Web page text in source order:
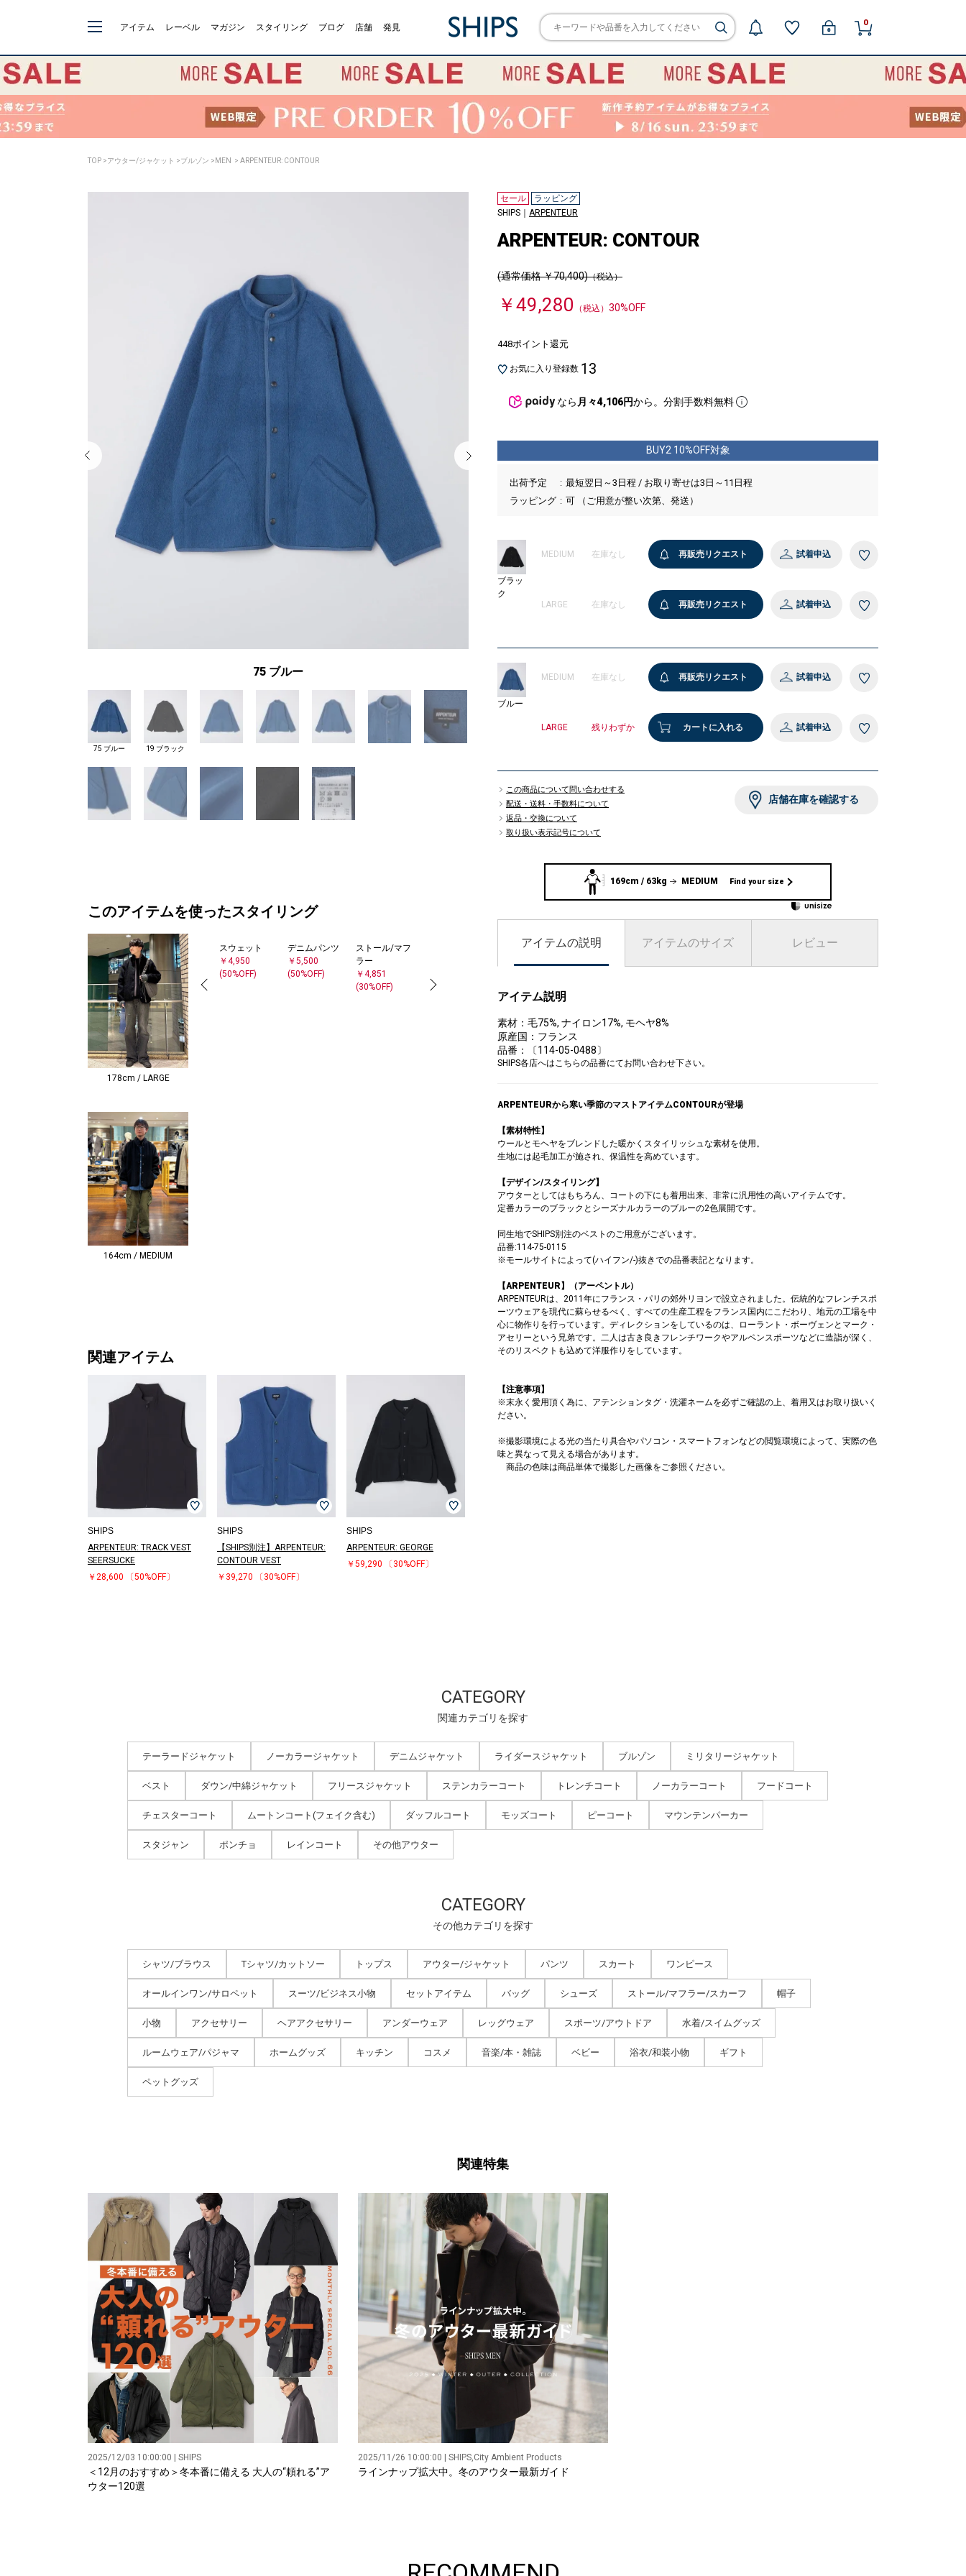
アイテム レーベル マガジン スタイリング ブログ 店舗 発見 0
TOP >アウター/ジャケット >ブルゾン > MEN > ARPENTEUR: CONTOUR
75 ブルー 19 ブラック
75 ブルー 19 ブラック
このアイテムを使ったスタイリング
178cm / LARGE
スウェット
￥4,950
(50%OFF)
デニムパンツ
￥5,500
(50%OFF)
ストール/マフ
ラー
￥4,851
(30%OFF)
164cm / MEDIUM
関連アイテム
SHIPS
ARPENTEUR: TRACK VEST
SEERSUCKE
￥28,600
〔50%OFF〕
SHIPS
【SHIPS別注】ARPENTEUR:
CONTOUR VEST
￥39,270
〔30%OFF〕
SHIPS
ARPENTEUR: GEORGE
￥59,290
〔30%OFF〕
セール
ラッピング
SHIPS｜ ARPENTEUR
ARPENTEUR: CONTOUR
(通常価格 ￥70,400)（税込）
￥49,280 （税込） 30%OFF
448ポイント還元
お気に入り登録数 13
なら 月々4,106円から。分割手数料無料
BUY2 10%OFF対象
出荷予定
最短翌日～3日程 / お取り寄せは3日～11日程
ラッピング
可 （ご用意が整い次第、発送）
ブラッ
ク
MEDIUM 在庫なし 再販売リクエスト 試着申込
LARGE 在庫なし 再販売リクエスト 試着申込
ブルー
MEDIUM 在庫なし 再販売リクエスト 試着申込
LARGE 残りわずか カートに入れる 試着申込
この商品について問い合わせする
配送・送料・手数料について
返品・交換について
取り扱い表示記号について
店舗在庫を確認する
169cm / 63kg MEDIUM Find your size
アイテムの説明 アイテムのサイズ レビュー
アイテム説明
素材：毛75%, ナイロン17%, モヘヤ8%
原産国：フランス
品番：〔114-05-0488〕
SHIPS各店へはこちらの品番にてお問い合わせ下さい。
ARPENTEURから寒い季節のマストアイテムCONTOURが登場
【素材特性】
ウールとモヘヤをブレンドした暖かくスタイリッシュな素材を使用。
生地には起毛加工が施され、保温性を高めています。
【デザイン/スタイリング】
アウターとしてはもちろん、コートの下にも着用出来、非常に汎用性の高いアイテムです。
定番カラーのブラックとシーズナルカラーのブルーの2色展開です。
同生地でSHIPS別注のベストのご用意がございます。
品番:114-75-0115
※モールサイトによって(ハイフン/-)抜きでの品番表記となります。
【ARPENTEUR】（アーペントル）
ARPENTEURは、2011年にフランス・パリの郊外リヨンで設立されました。伝統的なフレンチスポ
ーツウェアを現代に蘇らせるべく、すべての生産工程をフランス国内にこだわり、地元の工場を中
心に物作りを行っています。ディレクションをしているのは、ローラント・ボーヴェンとマーク・
アセリーという兄弟です。二人は古き良きフレンチワークやアルペンスポーツなどに造詣が深く、
そのリスペクトも込めて洋服作りをしています。
【注意事項】
※末永く愛用頂く為に、アテンションタグ・洗濯ネームを必ずご確認の上、着用又はお取り扱いく
ださい。
※撮影環境による光の当たり具合やパソコン・スマートフォンなどの閲覧環境によって、実際の色
味と異なって見える場合があります。
商品の色味は商品単体で撮影した画像をご参照ください。
CATEGORY
関連カテゴリを探す
テーラードジャケット ノーカラージャケット デニムジャケット ライダースジャケット ブルゾン ミリタリージャケット
ベスト ダウン/中綿ジャケット フリースジャケット ステンカラーコート トレンチコート ノーカラーコート フードコート
チェスターコート ムートンコート(フェイク含む) ダッフルコート モッズコート ピーコート マウンテンパーカー
スタジャン ポンチョ レインコート その他アウター
CATEGORY
その他カテゴリを探す
シャツ/ブラウス Tシャツ/カットソー トップス アウター/ジャケット パンツ スカート ワンピース
オールインワン/サロペット スーツ/ビジネス小物 セットアイテム バッグ シューズ ストール/マフラー/スカーフ 帽子
小物 アクセサリー ヘアアクセサリー アンダーウェア レッグウェア スポーツ/アウトドア 水着/スイムグッズ
ルームウェア/パジャマ ホームグッズ キッチン コスメ 音楽/本・雑誌 ベビー 浴衣/和装小物 ギフト
ペットグッズ
関連特集
2025/12/03 10:00:00 | SHIPS
＜12月のおすすめ＞冬本番に備える 大人の“頼れる”ア
ウター120選
2025/11/26 10:00:00 | SHIPS,City Ambient Products
ラインナップ拡大中。冬のアウター最新ガイド